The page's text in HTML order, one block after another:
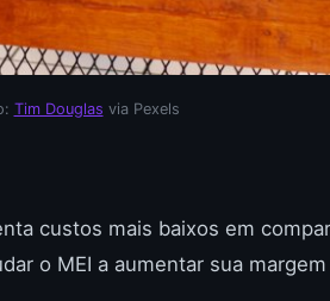
Tim Douglas via Pexels
custos mais baixos em
o MEI a aumentar sua